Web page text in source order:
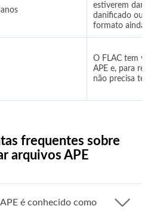
estiverem
danificado ou os
formato ainda
O FLAC tem
APE e, para
não precisa ter
frequentes sobre
arquivos APE
é conhecido como